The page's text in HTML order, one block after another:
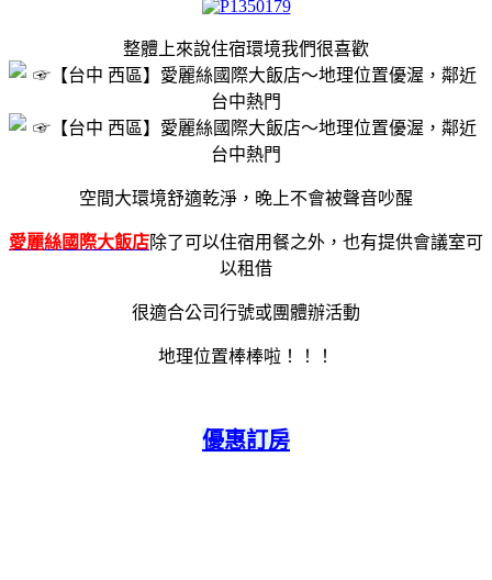
整體上來說住宿環境我們很喜歡
空間大環境舒適乾淨，晚上不會被聲音吵醒
愛麗絲國際大飯店除了可以住宿用餐之外，也有提供會議室可
以租借
很適合公司行號或團體辦活動
地理位置棒棒啦！！！
優惠訂房